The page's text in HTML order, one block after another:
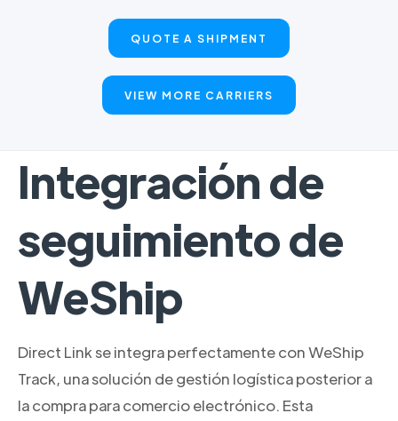
QUOTE A SHIPMENT
VIEW MORE CARRIERS
Integración de
seguimiento de
WeShip
Direct Link se integra perfectamente con WeShip
Track, una solución de gestión logística posterior a
la compra para comercio electrónico. Esta